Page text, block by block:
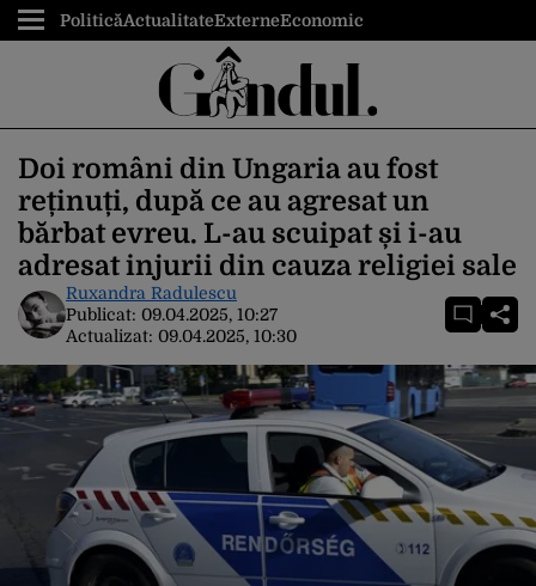
PoliticăActualitateExterneEconomic
Doi români din Ungaria au fost
reținuți, după ce au agresat un
bărbat evreu. L-au scuipat și i-au
adresat injurii din cauza religiei sale
Ruxandra Radulescu
Publicat: 09.04.2025, 10:27
Actualizat: 09.04.2025, 10:30